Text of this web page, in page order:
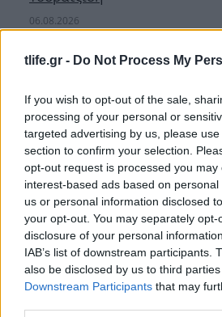
tlife.gr - Do Not Process My
If you wish to opt-out of the sale,
processing of your personal or
targeted advertising by us, please
section to confirm your selection.
opt-out request is processed you may
interest-based ads based on
us or personal information disclosed
your opt-out. You may separately
disclosure of your personal
IAB’s list of downstream participants.
also be disclosed by us to third
Downstream Participants that may
06.08.2026